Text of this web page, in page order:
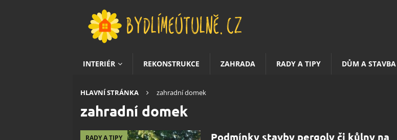
INTERIÉR REKONSTRUKCE ZAHRADA RADY A TIPY DŮM A STAVBA
HLAVNÍ STRÁNKA zahradní domek
zahradní domek
RADY A TIPY
Podmínky stavby pergoly či kůlny na